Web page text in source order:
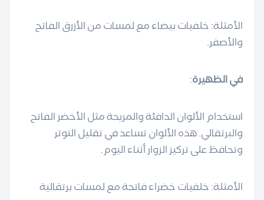
الأمثلة: خلفيات بيضاء مع لمسات من الأزرق الفاتح
والأصفر.
في الظهيرة:
استخدام الألوان الدافئة والمريحة مثل الأخضر الفاتح
والبرتقالي. هذه الألوان تساعد في تقليل التوتر
وتحافظ على تركيز الزوار أثناء اليوم.
الأمثلة: خلفيات خضراء فاتحة مع لمسات برتقالية